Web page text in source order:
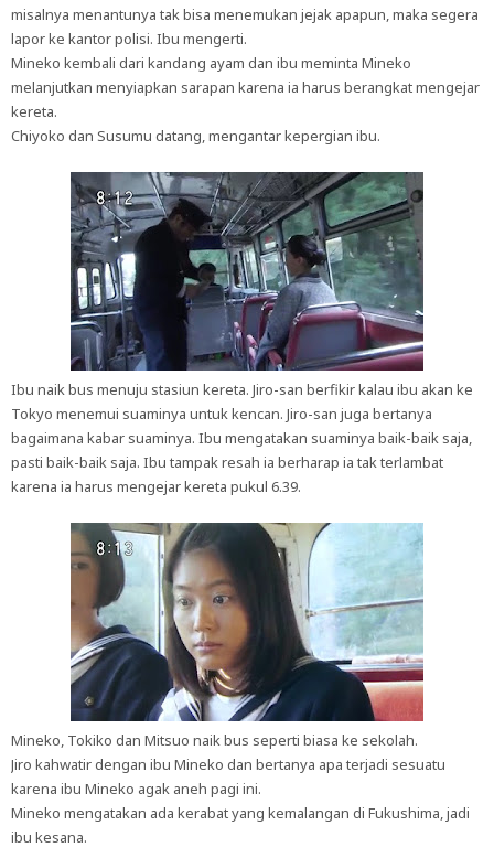
misalnya menantunya tak bisa menemukan jejak apapun, maka segera
lapor ke kantor polisi. Ibu mengerti.
Mineko kembali dari kandang ayam dan ibu meminta Mineko
melanjutkan menyiapkan sarapan karena ia harus berangkat mengejar
kereta.
Chiyoko dan Susumu datang, mengantar kepergian ibu.
Ibu naik bus menuju stasiun kereta. Jiro-san berfikir kalau ibu akan ke
Tokyo menemui suaminya untuk kencan. Jiro-san juga bertanya
bagaimana kabar suaminya. Ibu mengatakan suaminya baik-baik saja,
pasti baik-baik saja. Ibu tampak resah ia berharap ia tak terlambat
karena ia harus mengejar kereta pukul 6.39.
Mineko, Tokiko dan Mitsuo naik bus seperti biasa ke sekolah.
Jiro kahwatir dengan ibu Mineko dan bertanya apa terjadi sesuatu
karena ibu Mineko agak aneh pagi ini.
Mineko mengatakan ada kerabat yang kemalangan di Fukushima, jadi
ibu kesana.